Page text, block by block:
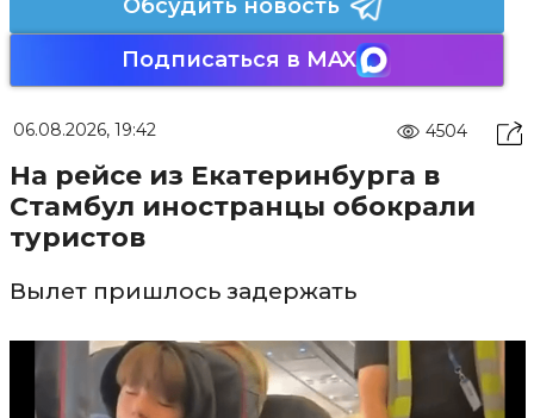
Обсудить новость
Подписаться в MAX
06.08.2026, 19:42 4504
На рейсе из Екатеринбурга в
Стамбул иностранцы обокрали
туристов
Вылет пришлось задержать